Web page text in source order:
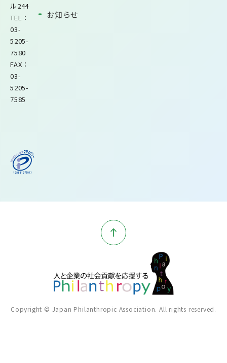
ル244
TEL：
03-
5205-
7580
FAX：
03-
5205-
7585
お知らせ
Copyright © Japan Philanthropic Association. All rights reserved.